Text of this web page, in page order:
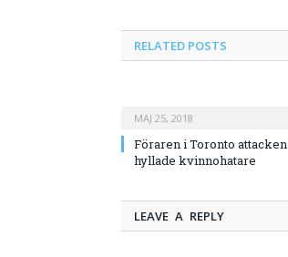
RELATED POSTS
MAJ 25, 2018
Föraren i Toronto attacken
hyllade kvinnohatare
LEAVE A REPLY